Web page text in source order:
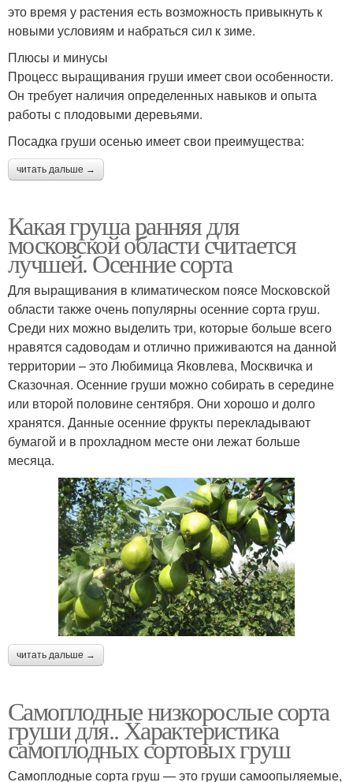
это время у растения есть возможность привыкнуть к
новыми условиям и набраться сил к зиме.
Плюсы и минусы
Процесс выращивания груши имеет свои особенности.
Он требует наличия определенных навыков и опыта
работы с плодовыми деревьями.
Посадка груши осенью имеет свои преимущества:
читать дальше →
Какая груша ранняя для
московской области считается
лучшей. Осенние сорта
Для выращивания в климатическом поясе Московской
области также очень популярны осенние сорта груш.
Среди них можно выделить три, которые больше всего
нравятся садоводам и отлично приживаются на данной
территории – это Любимица Яковлева, Москвичка и
Сказочная. Осенние груши можно собирать в середине
или второй половине сентября. Они хорошо и долго
хранятся. Данные осенние фрукты перекладывают
бумагой и в прохладном месте они лежат больше
месяца.
читать дальше →
Самоплодные низкорослые сорта
груши для.. Характеристика
самоплодных сортовых груш
Самоплодные сорта груш — это груши самоопыляемые,